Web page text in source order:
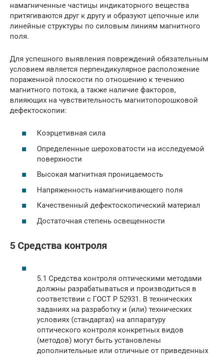
намагниченные частицы индикаторного вещества
притягиваются друг к другу и образуют цепочные или
линейные структуры по силовым линиям магнитного
поля.
Для успешного выявления повреждений обязательным
условием является перпендикулярное расположение
пораженной плоскости по отношению к течению
магнитного потока, а также наличие факторов,
влияющих на чувствительность магнитопорошковой
дефектоскопии:
Коэрцетивная сила
Определенные шероховатости на исследуемой
поверхности
Высокая магнитная проницаемость
Напряженность намагничивающего поля
Качественный дефектоскопический материал
Достаточная степень освещенности
5 Средства контроля
5.1 Средства контроля оптическими методами
должны разрабатываться и производиться в
соответствии с ГОСТ Р 52931. В технических
заданиях на разработку и (или) технических
условиях (стандартах) на аппаратуру
оптического контроля конкретных видов
(методов) могут быть установлены
дополнительные или отличные от приведенных